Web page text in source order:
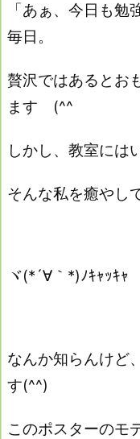
「あぁ、今日も勉
毎日。
贅沢ではあるとお
ます (^^ゞ
しかし、教室には
そんな私を癒やし
ヾ(*´∀｀*)ﾉｷｬｯｷｬ
なんか知らんけど
す(^^)
このポスターのモ